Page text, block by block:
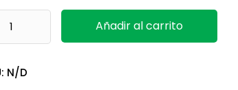
Fuji2 Gradient Delta Plus cantidad
Añadir al carrito
N/D